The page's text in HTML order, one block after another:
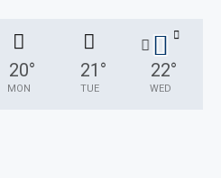
20°
MON
21 °
TUE
22°
WED